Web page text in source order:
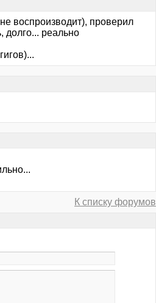
воспроизводит), проверил
долго... реально
К списку форумов